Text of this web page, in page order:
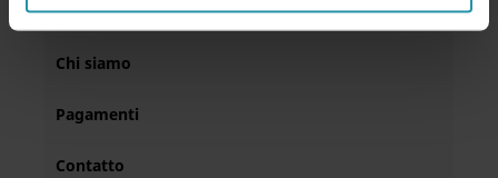
Le regole
Chi siamo
Pagamenti
Contatto